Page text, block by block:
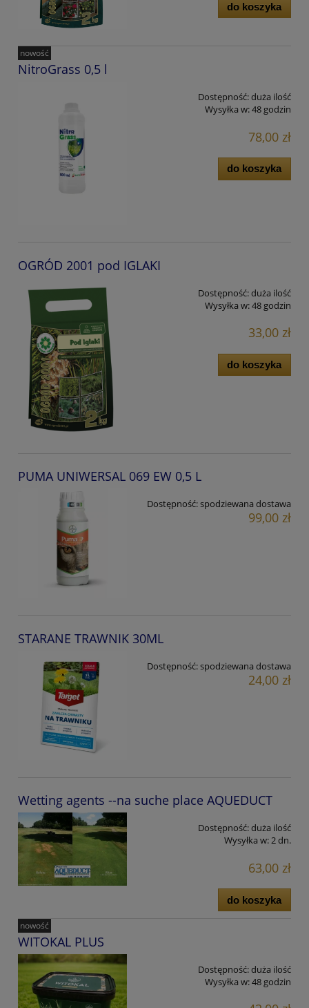
do koszyka
NitroGrass 0,5 l
Dostępność:duża ilość
Wysyłka w:48 godzin
78,00 zł
do koszyka
nowość
OGRÓD 2001 pod IGLAKI
Dostępność:duża ilość
Wysyłka w:48 godzin
33,00 zł
do koszyka
PUMA UNIWERSAL 069 EW 0,5 L
Dostępność:spodziewana dostawa
99,00 zł
STARANE TRAWNIK 30ML
Dostępność:spodziewana dostawa
24,00 zł
Wetting agents --na suche place AQUEDUCT
Dostępność:duża ilość
Wysyłka w:2 dn.
63,00 zł
do koszyka
WITOKAL PLUS
Dostępność:duża ilość
Wysyłka w:48 godzin
nowość